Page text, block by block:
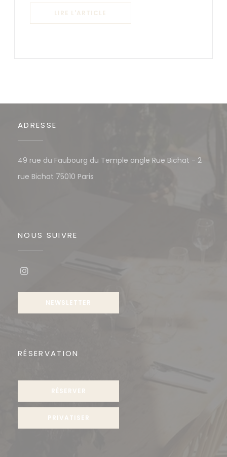
LIRE L'ARTICLE
ADRESSE
49 rue du Faubourg du Temple angle Rue Bichat - 2
rue Bichat 75010 Paris
NOUS SUIVRE
Instagram ((ouvre une nouvelle fenêtre))
NEWSLETTER
RÉSERVATION
RÉSERVER
PRIVATISER